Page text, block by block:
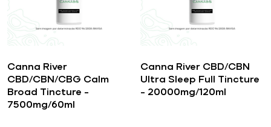
Canna River
CBD/CBN/CBG Calm
Broad Tincture –
7500mg/60ml
Canna River CBD/CBN
Ultra Sleep Full Tincture
– 20000mg/120ml